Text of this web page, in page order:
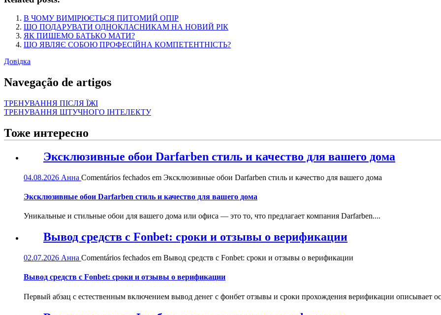
В ЧОМУ ВИМІРЮЄТЬСЯ ПИТОМИЙ ОПІР
ЩО ПОДАРУВАТИ ОДНОКЛАСНИКАМ НА НОВИЙ РІК
ЯК ПИШЕМО БАТЬКО МАТИ?
ЩО ЯВЛЯЄ СОБОЮ ПРОФЕСІЙНА КОМПЕТЕНТНІСТЬ?
Довідка
Navegação de artigos
ТРЕНУВАННЯ ПІСЛЯ ЇЖІ
ТРЕНУВАННЯ ШТУЧНОГО ІНТЕЛЕКТУ
Тоже интересно
Эксклюзивные обои Darfarben стиль и качество для вашего дома
04.08.2026 Анна Comentários fechados em Эксклюзивные обои Darfarben стиль и качество для вашего дома
Эксклюзивные обои Darfarben стиль и качество для вашего дома
Уникальные и стильные обои для вашего дома или офиса — это то, что предлагает компания Darfarben....
Вывод средств с Fonbet: сроки и отзывы о верификации
02.07.2026 Анна Comentários fechados em Вывод средств с Fonbet: сроки и отзывы о верификации
Вывод средств с Fonbet: сроки и отзывы о верификации
Первый абзац с естественным включением вывод денег с фонбет отзывы и сроки прохождения верификации описывает